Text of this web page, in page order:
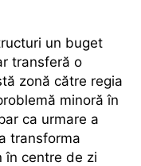
un buget
transferă o
zonă către regia
minoră în
ca urmare a
transforma
în centre de zi